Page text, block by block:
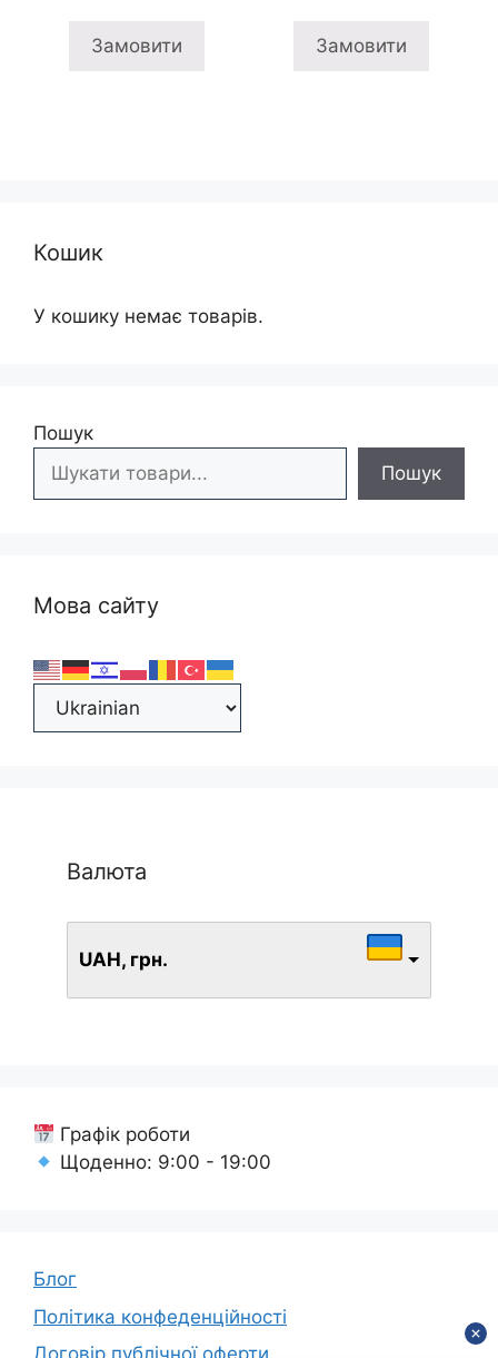
1
Замовити
2
Замовити
Кошик
У кошику немає товарів.
Пошук
Пошук
Мова сайту
Валюта
UAH, грн.
Графік роботи
Щоденно: 9:00 - 19:00
Блог
Політика конфеденційності